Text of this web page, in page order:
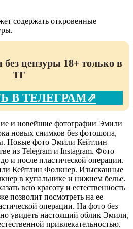
содержать откровенные
цензуры 18+ только в
ТГ
В ТЕЛЕГРАМ⇗
и новейшие фотографии Эмили
новых снимков без фотошопа,
Новые фото Эмили Кейтлин
из Telegram и Instagram. Фото
и после пластической операции.
Кейтлин Фолкнер. Изысканные
в купальнике и нижнем белье.
всю красоту и естественность
позволит посмотреть на ее
операции. На фото без
увидеть настоящий облик Эмили,
привлекательностью.